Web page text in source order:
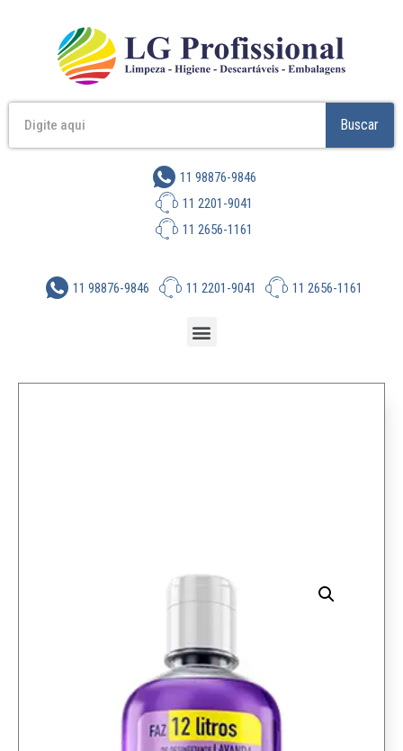
Buscar
11 98876-9846
11 2201-9041
11 2656-1161
11 98876-9846 11 2201-9041 11 2656-1161